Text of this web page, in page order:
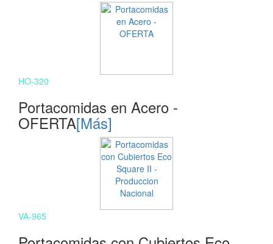
HO-320
Portacomidas en Acero -
OFERTA[Más]
VA-965